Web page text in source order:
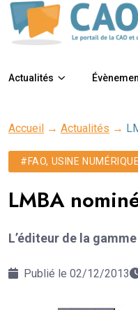
Actualités
Accueil → Actualités →
#FAO, USINE NUMÉRIQUE
LMBA
L’éditeur de la
Publié le 02/12/2013